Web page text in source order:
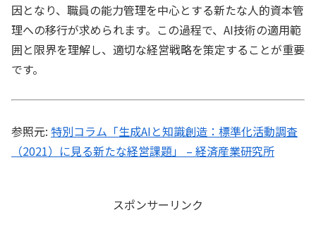
因となり、職員の能力管理を中心とする新たな人的資本管
理への移行が求められます。この過程で、AI技術の適用範
囲と限界を理解し、適切な経営戦略を策定することが重要
です。
参照元: 特別コラム「生成AIと知識創造：標準化活動調査
（2021）に見る新たな経営課題」 – 経済産業研究所
スポンサーリンク